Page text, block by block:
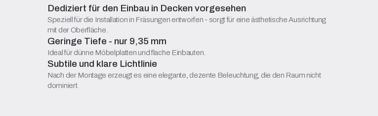
Dediziert für den Einbau in Decken vorgesehen
Speziell für die Installation in Fräsungen entworfen - sorgt für eine ästhetische Ausrichtung
mit der Oberfläche.
Geringe Tiefe - nur 9,35 mm
Ideal für dünne Möbelplatten und flache Einbauten.
Subtile und klare Lichtlinie
Nach der Montage erzeugt es eine elegante, dezente Beleuchtung, die den Raum nicht
dominiert.